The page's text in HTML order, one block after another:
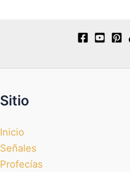
Sitio
Inicio
Señales
Profecías